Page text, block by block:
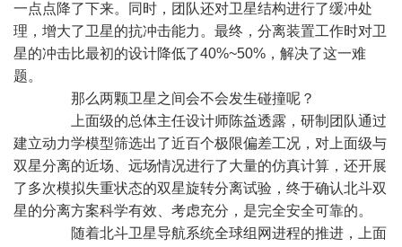
一点点降了下来。同时，团队还对卫星结构进行了缓冲处
理，增大了卫星的抗冲击能力。最终，分离装置工作时对卫
星的冲击比最初的设计降低了40%~50%，解决了这一难
题。
那么两颗卫星之间会不会发生碰撞呢？
上面级的总体主任设计师陈益透露，研制团队通过
建立动力学模型筛选出了近百个极限偏差工况，对上面级与
双星分离的近场、远场情况进行了大量的仿真计算，还开展
了多次模拟失重状态的双星旋转分离试验，终于确认北斗双
星的分离方案科学有效、考虑充分，是完全安全可靠的。
随着北斗卫星导航系统全球组网进程的推进，上面